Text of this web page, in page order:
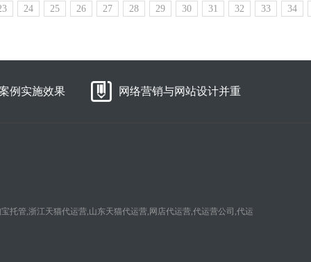
24 25 26 27 28 29 30 31 32 33
34
例实施效果 网络营销与网站设计并重
托管,浙江天猫代运营,山东天猫代运营,网店代运营,代运营公司,代运